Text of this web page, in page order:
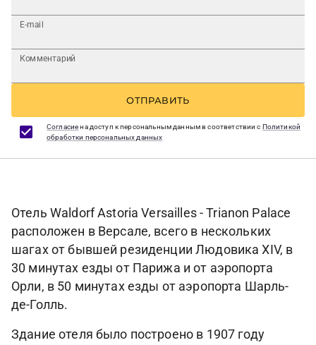
E-mail
Комментарий
ОТПРАВИТЬ
Согласиена доступ к персональным данным в соответствии с Политикой
обработки персональных данных
Отель Waldorf Astoria Versailles - Trianon Palace
расположен в Версале, всего в нескольких
шагах от бывшей резиденции Людовика XIV, в
30 минутах езды от Парижа и от аэропорта
Орли, в 50 минутах езды от аэропорта Шарль-
де-Голль.
Здание отеля было построено в 1907 году